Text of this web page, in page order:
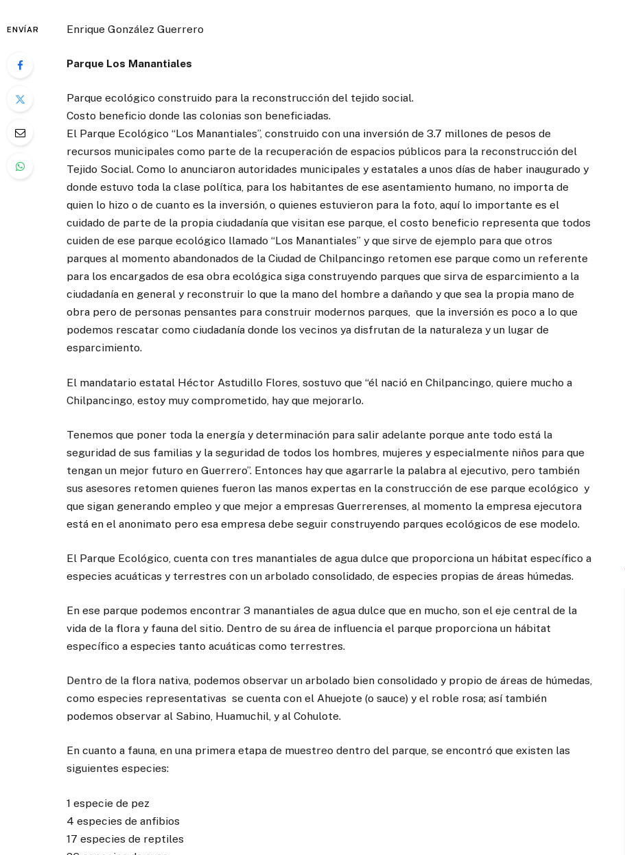
ENVÍAR Enrique González Guerrero
Parque Los Manantiales
Parque ecológico construido para la reconstrucción del tejido social.
Costo beneficio donde las colonias son beneficiadas.
El Parque Ecológico “Los Manantiales”, construido con una inversión de 3.7 millones de pesos de
recursos municipales como parte de la recuperación de espacios públicos para la reconstrucción del
Tejido Social. Como lo anunciaron autoridades municipales y estatales a unos días de haber inaugurado y
donde estuvo toda la clase política, para los habitantes de ese asentamiento humano, no importa de
quien lo hizo o de cuanto es la inversión, o quienes estuvieron para la foto, aquí lo importante es el
cuidado de parte de la propia ciudadanía que visitan ese parque, el costo beneficio representa que todos
cuiden de ese parque ecológico llamado “Los Manantiales” y que sirve de ejemplo para que otros
parques al momento abandonados de la Ciudad de Chilpancingo retomen ese parque como un referente
para los encargados de esa obra ecológica siga construyendo parques que sirva de esparcimiento a la
ciudadanía en general y reconstruir lo que la mano del hombre a dañando y que sea la propia mano de
obra pero de personas pensantes para construir modernos parques, que la inversión es poco a lo que
podemos rescatar como ciudadanía donde los vecinos ya disfrutan de la naturaleza y un lugar de
esparcimiento.
El mandatario estatal Héctor Astudillo Flores, sostuvo que “él nació en Chilpancingo, quiere mucho a
Chilpancingo, estoy muy comprometido, hay que mejorarlo.
Tenemos que poner toda la energía y determinación para salir adelante porque ante todo está la
seguridad de sus familias y la seguridad de todos los hombres, mujeres y especialmente niños para que
tengan un mejor futuro en Guerrero”. Entonces hay que agarrarle la palabra al ejecutivo, pero también
sus asesores retomen quienes fueron las manos expertas en la construcción de ese parque ecológico y
que sigan generando empleo y que mejor a empresas Guerrerenses, al momento la empresa ejecutora
está en el anonimato pero esa empresa debe seguir construyendo parques ecológicos de ese modelo.
El Parque Ecológico, cuenta con tres manantiales de agua dulce que proporciona un hábitat específico a
especies acuáticas y terrestres con un arbolado consolidado, de especies propias de áreas húmedas.
En ese parque podemos encontrar 3 manantiales de agua dulce que en mucho, son el eje central de la
vida de la flora y fauna del sitio. Dentro de su área de influencia el parque proporciona un hábitat
específico a especies tanto acuáticas como terrestres.
Dentro de la flora nativa, podemos observar un arbolado bien consolidado y propio de áreas de húmedas,
como especies representativas se cuenta con el Ahuejote (o sauce) y el roble rosa; así también
podemos observar al Sabino, Huamuchil, y al Cohulote.
En cuanto a fauna, en una primera etapa de muestreo dentro del parque, se encontró que existen las
siguientes especies:
1 especie de pez
4 especies de anfibios
17 especies de reptiles